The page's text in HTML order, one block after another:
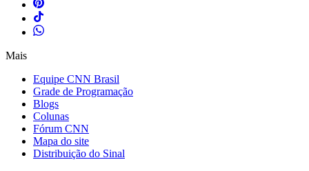
Mais
Equipe CNN Brasil
Grade de Programação
Blogs
Colunas
Fórum CNN
Mapa do site
Distribuição do Sinal